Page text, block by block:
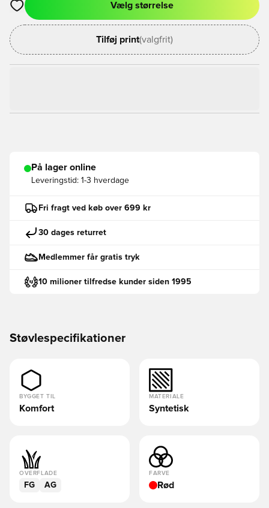
Åbner en Modal til at logge ind eller tilmelde dig som medlem
Vælg størrelse
Tilføj print(valgfrit)
På lager online
Leveringstid: 1-3 hverdage
Fri fragt ved køb over 699 kr
30 dages returret
Medlemmer får gratis tryk
10 milioner tilfredse kunder siden 1995
Støvlespecifikationer
BYGGET TIL
Komfort
MATERIALE
Syntetisk
OVERFLADE
FG AG
FARVE
Rød